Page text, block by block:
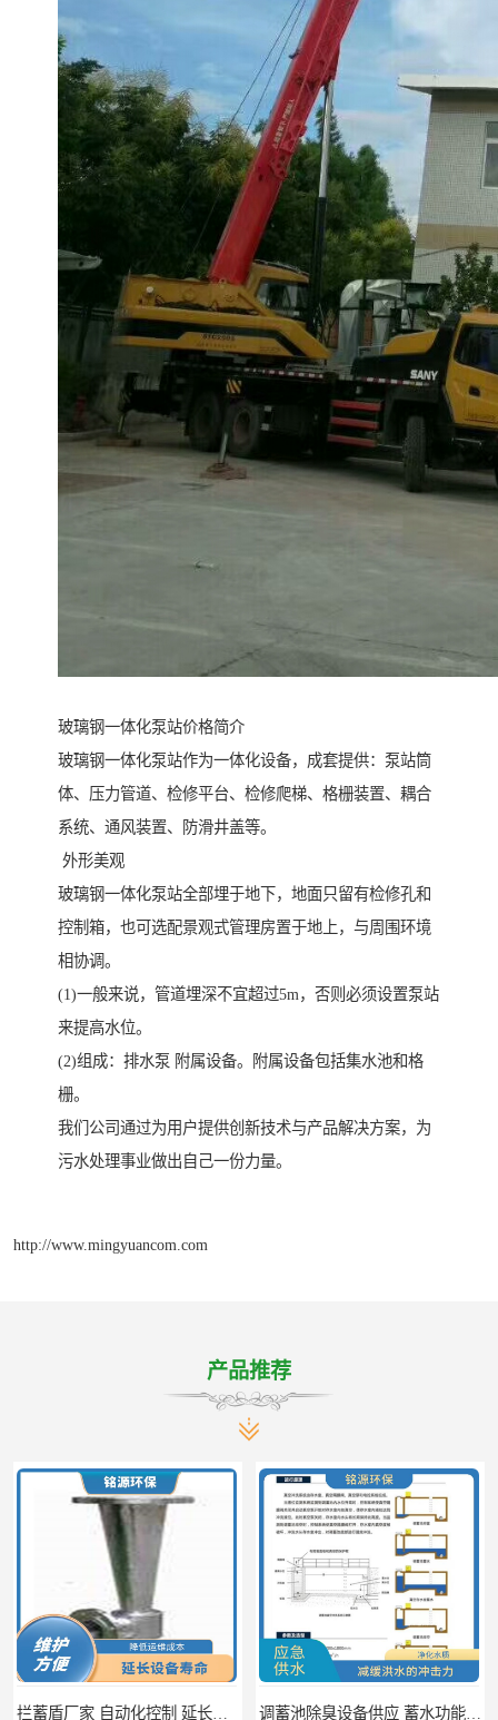
玻璃钢一体化泵站价格简介
玻璃钢一体化泵站作为一体化设备，成套提供：泵站筒
体、压力管道、检修平台、检修爬梯、格栅装置、耦合
系统、通风装置、防滑井盖等。
外形美观
玻璃钢一体化泵站全部埋于地下，地面只留有检修孔和
控制箱，也可选配景观式管理房置于地上，与周围环境
相协调。
(1)一般来说，管道埋深不宜超过5m，否则必须设置泵站
来提高水位。
(2)组成：排水泵 附属设备。附属设备包括集水池和格
栅。
我们公司通过为用户提供创新技术与产品解决方案，为
污水处理事业做出自己一份力量。
http://www.mingyuancom.com
产品推荐
调蓄池除臭设备供应 蓄水功能 暂时储存大量雨水